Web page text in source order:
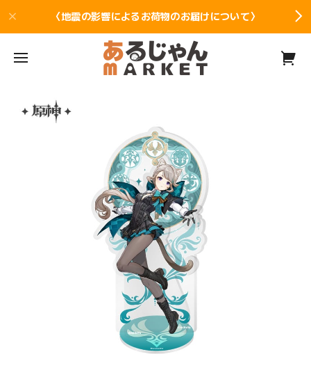
〈地震の影響によるお荷物のお届けについて〉